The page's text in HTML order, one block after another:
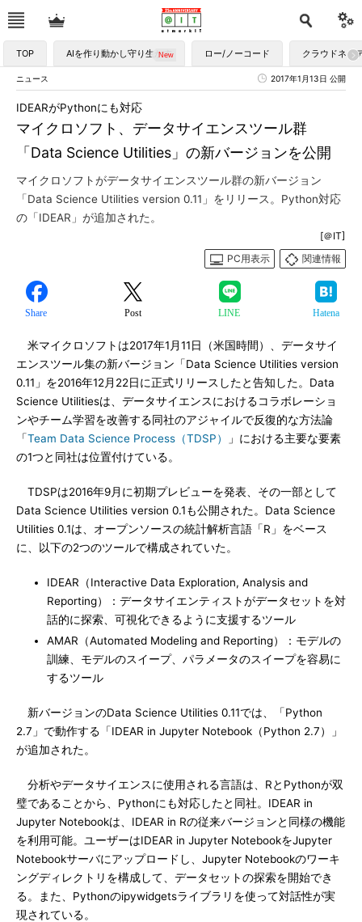
TOP AIを作り動かし守り生かす ロー/ノーコード クラウドネイ
ニュース 2017年1月13日 公開
マイクロソフト、データサイエンスツール群
「Data Science Utilities」の新バージョンを公開
IDEARがPythonにも対応
マイクロソフトがデータサイエンスツール群の新バージョン
「Data Science Utilities version 0.11」をリリース。Python対応
の「IDEAR」が追加された。
[＠IT]
PC用表示
関連情報
Share Post LINE Hatena
米マイクロソフトは2017年1月11日（米国時間）、データサイ
エンスツール集の新バージョン「Data Science Utilities version
0.11」を2016年12月22日に正式リリースしたと告知した。Data
Science Utilitiesは、データサイエンスにおけるコラボレーショ
ンやチーム学習を改善する同社のアジャイルで反復的な方法論
「Team Data Science Process（TDSP）
」における主要な要素
の1つと同社は位置付けている。
TDSPは2016年9月に初期プレビューを発表、その一部として
Data Science Utilities version 0.1も公開された。Data Science
Utilities 0.1は、オープンソースの統計解析言語「R」をベース
に、以下の2つのツールで構成されていた。
IDEAR（Interactive Data Exploration, Analysis and
Reporting）：データサイエンティストがデータセットを対
話的に探索、可視化できるように支援するツール
AMAR（Automated Modeling and Reporting）：モデルの
訓練、モデルのスイープ、パラメータのスイープを容易に
するツール
新バージョンのData Science Utilities 0.11では、「Python
2.7」で動作する「IDEAR in Jupyter Notebook（Python 2.7）」
が追加された。
分析やデータサイエンスに使用される言語は、RとPythonが双
璧であることから、Pythonにも対応したと同社。IDEAR in
Jupyter Notebookは、IDEAR in Rの従来バージョンと同様の機能
を利用可能。ユーザーはIDEAR in Jupyter NotebookをJupyter
Notebookサーバにアップロードし、Jupyter Notebookのワーキ
ングディレクトリを構成して、データセットの探索を開始でき
る。また、Pythonのipywidgetsライブラリを使って対話性が実
現されている。